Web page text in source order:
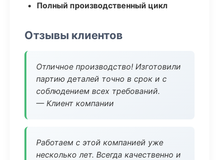
Полный производственный цикл
Отзывы клиентов
Отличное производство! Изготовили
партию деталей точно в срок и с
соблюдением всех требований.
— Клиент компании
Работаем с этой компанией уже
несколько лет. Всегда качественно и